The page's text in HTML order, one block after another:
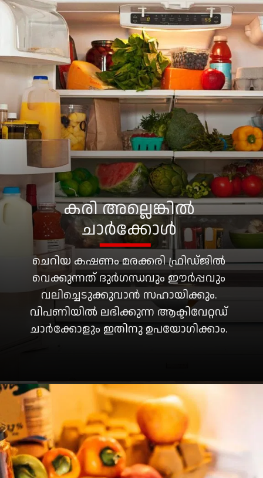
ചെറിയ കഷണം മരക്കരി ഫ്രിഡ്ജിൽ
വെക്കുന്നത് ദുർഗന്ധവും ഈർപ്പവും
വലിച്ചെടുക്കുവാൻ സഹായിക്കും.
വിപണിയിൽ ലഭിക്കുന്ന ആക്ടിവേറ്റഡ്
ചാർക്കോളും ഇതിനു ഉപയോഗിക്കാം.
കരി അല്ലെങ്കിൽ
ചാർക്കോൾ